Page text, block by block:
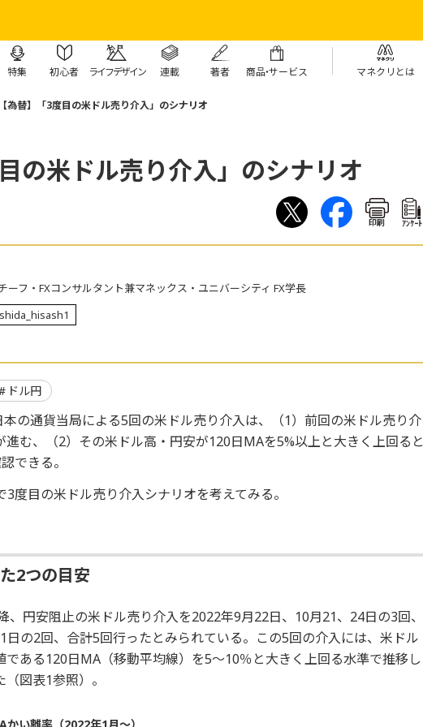
特集 初心者 ライフデザイン 連載 著者 商品・サービス マネクリとは
【為替】「3度目の米ドル売り介入」のシナリオ
の米ドル売り介入」のシナリオ
印刷 ｱﾝｹｰﾄ
ーフ・FXコンサルタント兼マネックス・ユニバーシティ FX学長
ドル円
の通貨当局による5回の米ドル売り介入は、（1）前回の米ドル売り介
進む、（2）その米ドル高・円安が120日MAを5%以上と大きく上回ると
できる。
度目の米ドル売り介入シナリオを考えてみる。
2つの目安
、円安阻止の米ドル売り介入を2022年9月22日、10月21、24日の3回、
日の2回、合計5回行ったとみられている。この5回の介入には、米ドル
である120日MA（移動平均線）を5～10％と大きく上回る水準で推移し
図表1参照）。